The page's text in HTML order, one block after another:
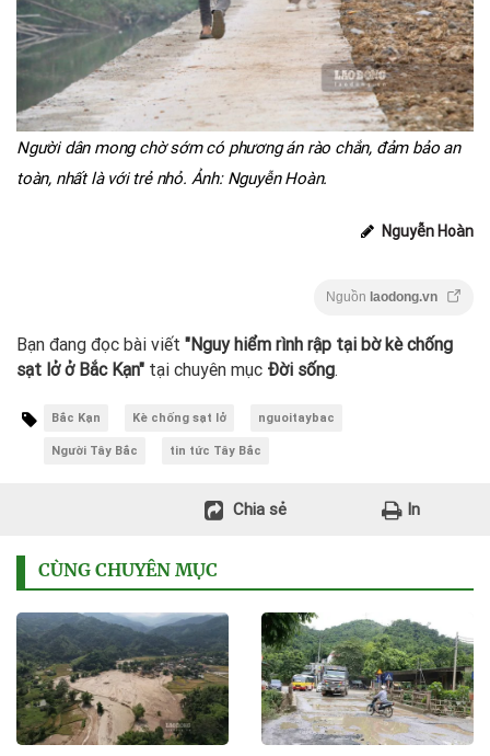
Người dân mong chờ sớm có phương án rào chắn, đảm bảo an
toàn, nhất là với trẻ nhỏ. Ảnh: Nguyễn Hoàn.
Nguyễn Hoàn
Nguồn laodong.vn
Bạn đang đọc bài viết "Nguy hiểm rình rập tại bờ kè chống
sạt lở ở Bắc Kạn" tại chuyên mục Đời sống.
Bắc Kạn Kè chống sạt lở nguoitaybac
Người Tây Bắc tin tức Tây Bắc
Chia sẻ In
CÙNG CHUYÊN MỤC